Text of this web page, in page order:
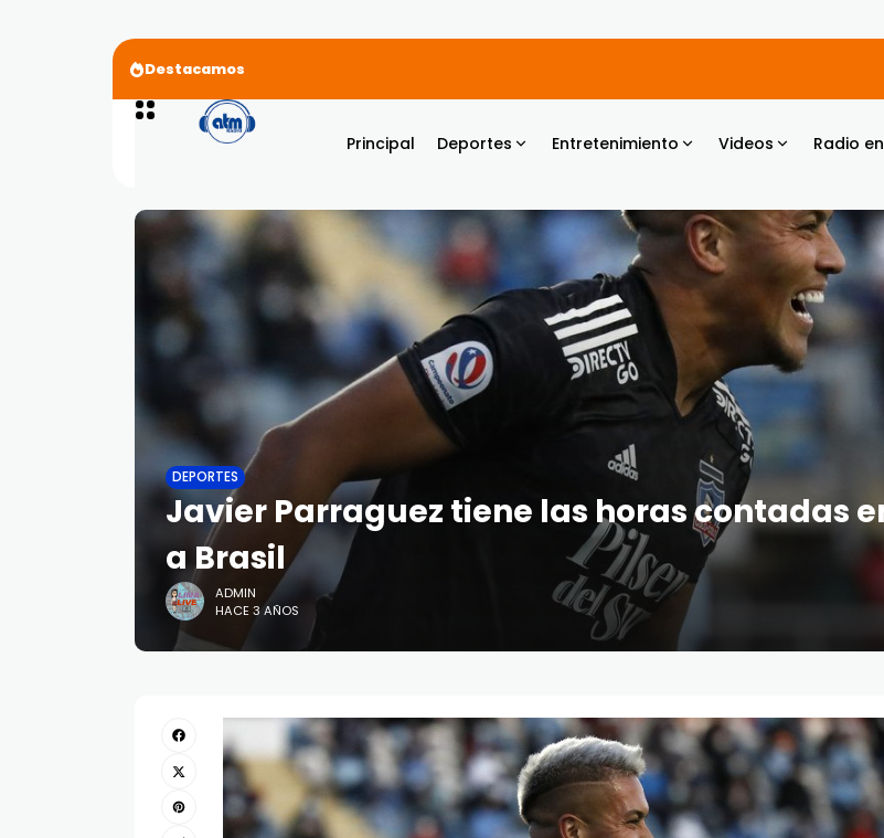
Destacamos
Principal Deportes Entretenimiento Videos Radio
DEPORTES
Javier Parraguez tiene las horas contadas
a Brasil
ADMIN
HACE 3 AÑOS